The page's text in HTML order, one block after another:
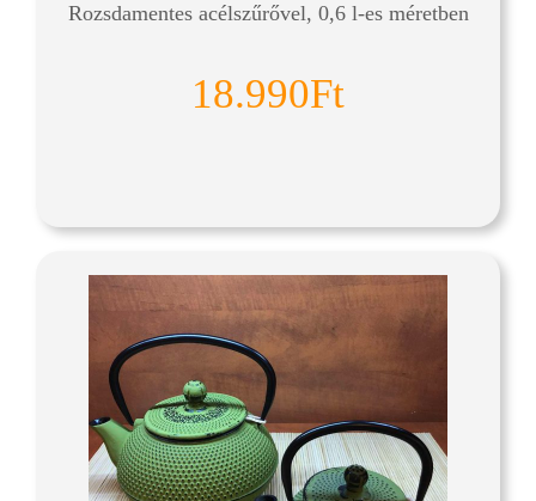
Rozsdamentes acélszűrővel, 0,6 l-es méretben
18.990Ft